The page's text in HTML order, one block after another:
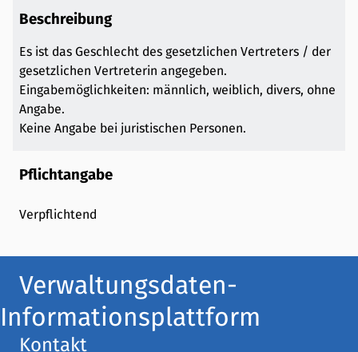
Beschreibung
Es ist das Geschlecht des gesetzlichen Vertreters / der
gesetzlichen Vertreterin angegeben.
Eingabemöglichkeiten: männlich, weiblich, divers, ohne
Angabe.
Keine Angabe bei juristischen Personen.
Pflichtangabe
Verpflichtend
Verwaltungsdaten-
Informationsplattform
Kontakt